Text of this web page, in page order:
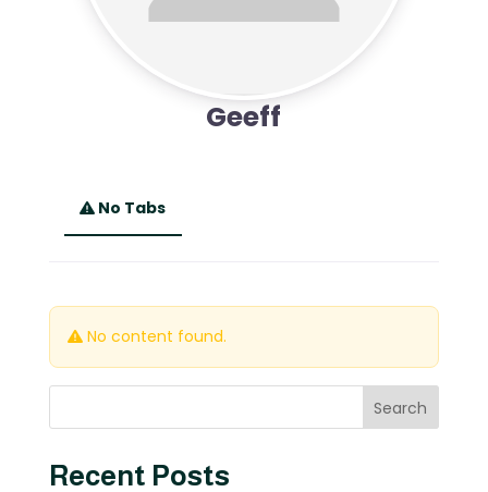
Geeff
No Tabs
No content found.
Search
Recent Posts